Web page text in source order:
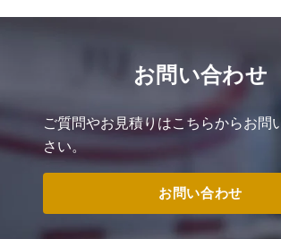
お問い合わせ
ご質問やお見積りはこちらからお問
さい。
お問い合わせ